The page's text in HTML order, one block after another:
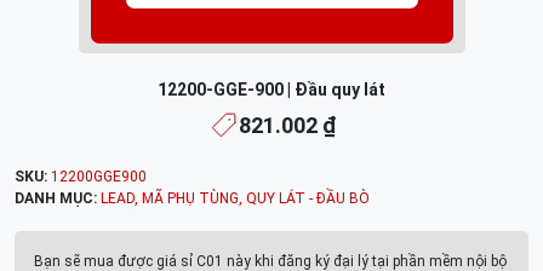
12200-GGE-900 | Đầu quy lát
821.002 ₫
SKU: 12200GGE900
DANH MỤC: LEAD, MÃ PHỤ TÙNG, QUY LÁT - ĐẦU BÒ
Bạn sẽ mua được giá sỉ C01 này khi đăng ký đại lý tại phần mềm nội bộ